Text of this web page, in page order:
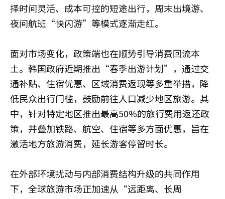
择时间灵活、成本可控的短途出行，周末出境游、
夜间航班“快闪游”等模式逐渐走红。
面对市场变化，政策端也在顺势引导消费回流本
土。韩国政府近期推出“春季出游计划”，通过交
通补贴、住宿优惠、区域消费返现等多重举措，降
低民众出行门槛，鼓励前往人口减少地区旅游。其
中，针对特定地区推出最高50%的旅行费用返还政
策，并叠加铁路、航空、住宿等多方面优惠，旨在
激活地方旅游消费，延长游客停留时长。
在外部环境扰动与内部消费结构升级的共同作用
下，全球旅游市场正加速从“远距离、长周